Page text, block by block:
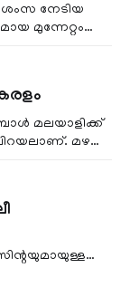
നേടിയ
മുന്നേറ്റം
മലയാളിക്ക്
മഴ